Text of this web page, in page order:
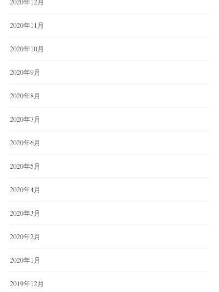
2020年11月
2020年10月
2020年9月
2020年8月
2020年7月
2020年6月
2020年5月
2020年4月
2020年3月
2020年2月
2020年1月
2019年12月